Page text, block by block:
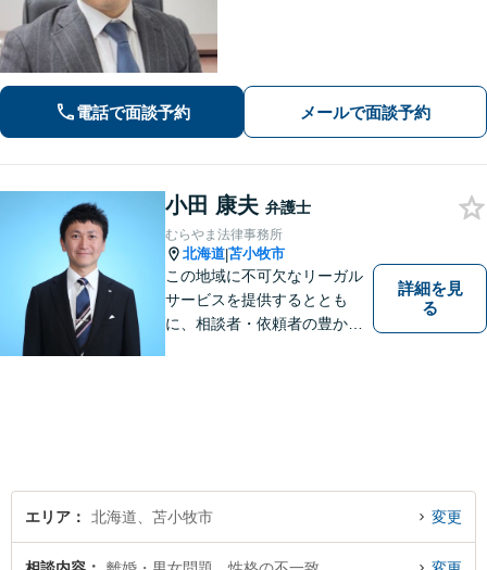
業連携で円滑対応！【分割払いOK】
電話で面談予約 メールで面談予約
小田 康夫 弁護士
むらやま法律事務所
北海道|苫小牧市
この地域に不可欠なリーガル
サービスを提供するととも
に、相談者・依頼者の豊かな
詳細を見
る
エリア 北海道、苫小牧市 変更